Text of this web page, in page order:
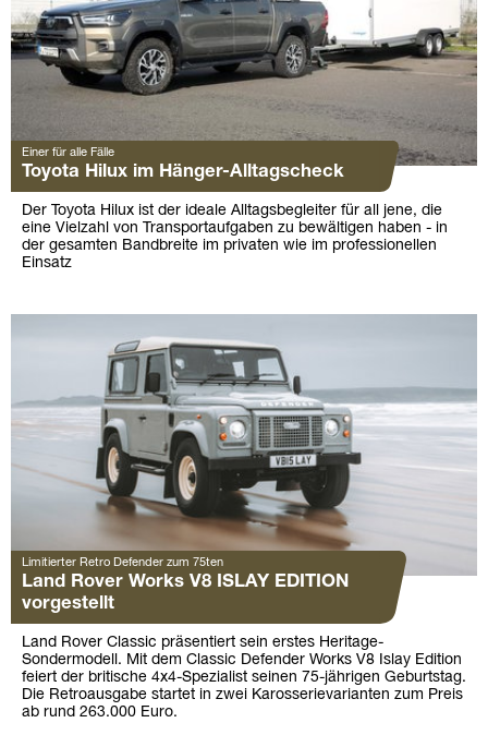
Einer für alle Fälle
Toyota Hilux im Hänger-Alltagscheck
Der Toyota Hilux ist der ideale Alltagsbegleiter für all jene, die
eine Vielzahl von Transportaufgaben zu bewältigen haben - in
der gesamten Bandbreite im privaten wie im professionellen
Einsatz
Limitierter Retro Defender zum 75ten
Land Rover Works V8 ISLAY EDITION
vorgestellt
Land Rover Classic präsentiert sein erstes Heritage-
Sondermodell. Mit dem Classic Defender Works V8 Islay Edition
feiert der britische 4x4-Spezialist seinen 75-jährigen Geburtstag.
Die Retroausgabe startet in zwei Karosserievarianten zum Preis
ab rund 263.000 Euro.